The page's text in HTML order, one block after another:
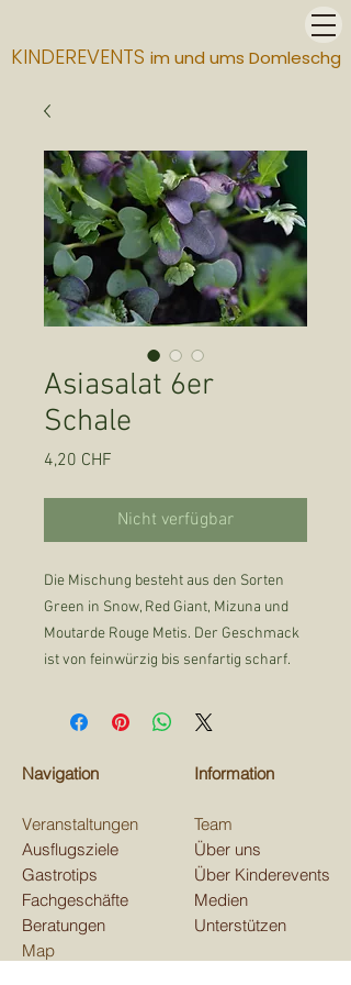
KINDEREVENTS im und ums Domleschg
Asiasalat 6er
Schale
4,20 CHF
Nicht verfügbar
Die Mischung besteht aus den Sorten
Green in Snow, Red Giant, Mizuna und
Moutarde Rouge Metis. Der Geschmack
ist von feinwürzig bis senfartig scharf.
Navigation
Veranstaltungen
Ausflugsziele
Gastrotips
Fachgeschäfte
Beratungen
Map
Information
Team
Über uns
Über Kinderevents
Medien
Unterstützen